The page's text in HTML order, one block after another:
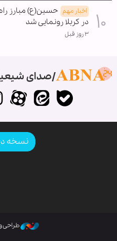
اخبار مهم حسین(ع) مبارز
در کربلا رونمایی شد
۳ روز قبل
صدای
نسخه
طراحی